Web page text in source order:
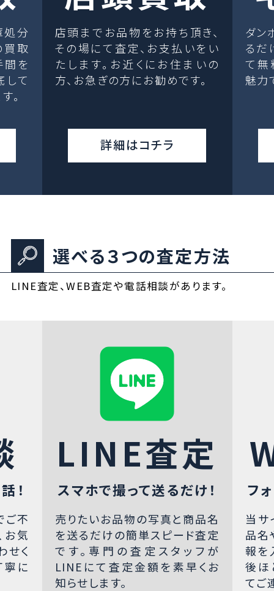
処分
取
間を
して
。
店頭までお品物をお持ち頂き、
その場にて査定、お支払いをい
たします。お近くにお住まいの
方、お急ぎの方にお勧めです。
詳細はコチラ
ダン
るだ
て無
魅力
選べる３つの査定方法
LINE査定、WEB査定や電話相談があります。
！
ご不
お気
せく
寧に
LINE査定
スマホで撮って送るだけ！
売りたいお品物の写真と商品名
を送るだけの簡単スピード査定
です。専門の査定スタッフが
LINEにて査定金額を素早くお
知らせします。
フ
当サ
品名
報を
後ほ
てご